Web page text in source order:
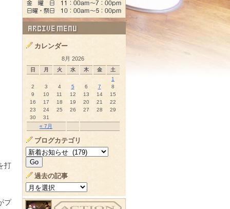
カレンダー
8月 2026
日 月 火 水 木 金 土
« 7月
1
2
3 4 5 6 7
8
9
10 11 12 13 14
15
16
17 18 19 20 21
22
23
24 25 26 27 28
29
30
31
ブログカテゴリ
過去の記事
打
プ